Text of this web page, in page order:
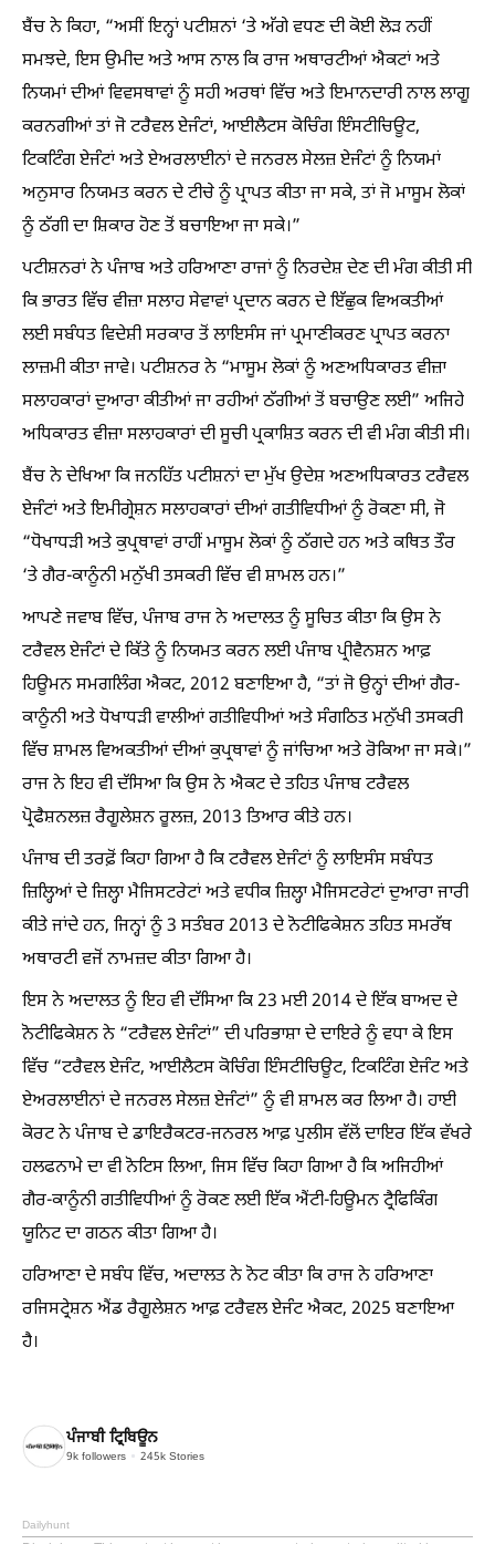
ਬੈਂਚ ਨੇ ਕਿਹਾ, “ਅਸੀਂ ਇਨ੍ਹਾਂ ਪਟੀਸ਼ਨਾਂ ‘ਤੇ ਅੱਗੇ ਵਧਣ ਦੀ ਕੋਈ ਲੋੜ ਨਹੀਂ
ਸਮਝਦੇ, ਇਸ ਉਮੀਦ ਅਤੇ ਆਸ ਨਾਲ ਕਿ ਰਾਜ ਅਥਾਰਟੀਆਂ ਐਕਟਾਂ ਅਤੇ
ਨਿਯਮਾਂ ਦੀਆਂ ਵਿਵਸਥਾਵਾਂ ਨੂੰ ਸਹੀ ਅਰਥਾਂ ਵਿੱਚ ਅਤੇ ਇਮਾਨਦਾਰੀ ਨਾਲ ਲਾਗੂ
ਕਰਨਗੀਆਂ ਤਾਂ ਜੋ ਟਰੈਵਲ ਏਜੰਟਾਂ, ਆਈਲੈਟਸ ਕੋਚਿੰਗ ਇੰਸਟੀਚਿਊਟ,
ਟਿਕਟਿੰਗ ਏਜੰਟਾਂ ਅਤੇ ਏਅਰਲਾਈਨਾਂ ਦੇ ਜਨਰਲ ਸੇਲਜ਼ ਏਜੰਟਾਂ ਨੂੰ ਨਿਯਮਾਂ
ਅਨੁਸਾਰ ਨਿਯਮਤ ਕਰਨ ਦੇ ਟੀਚੇ ਨੂੰ ਪ੍ਰਾਪਤ ਕੀਤਾ ਜਾ ਸਕੇ, ਤਾਂ ਜੋ ਮਾਸੂਮ ਲੋਕਾਂ
ਨੂੰ ਠੱਗੀ ਦਾ ਸ਼ਿਕਾਰ ਹੋਣ ਤੋਂ ਬਚਾਇਆ ਜਾ ਸਕੇ।”
ਪਟੀਸ਼ਨਰਾਂ ਨੇ ਪੰਜਾਬ ਅਤੇ ਹਰਿਆਣਾ ਰਾਜਾਂ ਨੂੰ ਨਿਰਦੇਸ਼ ਦੇਣ ਦੀ ਮੰਗ ਕੀਤੀ ਸੀ
ਕਿ ਭਾਰਤ ਵਿੱਚ ਵੀਜ਼ਾ ਸਲਾਹ ਸੇਵਾਵਾਂ ਪ੍ਰਦਾਨ ਕਰਨ ਦੇ ਇੱਛੁਕ ਵਿਅਕਤੀਆਂ
ਲਈ ਸਬੰਧਤ ਵਿਦੇਸ਼ੀ ਸਰਕਾਰ ਤੋਂ ਲਾਇਸੰਸ ਜਾਂ ਪ੍ਰਮਾਣੀਕਰਣ ਪ੍ਰਾਪਤ ਕਰਨਾ
ਲਾਜ਼ਮੀ ਕੀਤਾ ਜਾਵੇ। ਪਟੀਸ਼ਨਰ ਨੇ “ਮਾਸੂਮ ਲੋਕਾਂ ਨੂੰ ਅਣਅਧਿਕਾਰਤ ਵੀਜ਼ਾ
ਸਲਾਹਕਾਰਾਂ ਦੁਆਰਾ ਕੀਤੀਆਂ ਜਾ ਰਹੀਆਂ ਠੱਗੀਆਂ ਤੋਂ ਬਚਾਉਣ ਲਈ” ਅਜਿਹੇ
ਅਧਿਕਾਰਤ ਵੀਜ਼ਾ ਸਲਾਹਕਾਰਾਂ ਦੀ ਸੂਚੀ ਪ੍ਰਕਾਸ਼ਿਤ ਕਰਨ ਦੀ ਵੀ ਮੰਗ ਕੀਤੀ ਸੀ।
ਬੈਂਚ ਨੇ ਦੇਖਿਆ ਕਿ ਜਨਹਿੱਤ ਪਟੀਸ਼ਨਾਂ ਦਾ ਮੁੱਖ ਉਦੇਸ਼ ਅਣਅਧਿਕਾਰਤ ਟਰੈਵਲ
ਏਜੰਟਾਂ ਅਤੇ ਇਮੀਗ੍ਰੇਸ਼ਨ ਸਲਾਹਕਾਰਾਂ ਦੀਆਂ ਗਤੀਵਿਧੀਆਂ ਨੂੰ ਰੋਕਣਾ ਸੀ, ਜੋ
“ਧੋਖਾਧੜੀ ਅਤੇ ਕੁਪ੍ਰਥਾਵਾਂ ਰਾਹੀਂ ਮਾਸੂਮ ਲੋਕਾਂ ਨੂੰ ਠੱਗਦੇ ਹਨ ਅਤੇ ਕਥਿਤ ਤੌਰ
‘ਤੇ ਗੈਰ-ਕਾਨੂੰਨੀ ਮਨੁੱਖੀ ਤਸਕਰੀ ਵਿੱਚ ਵੀ ਸ਼ਾਮਲ ਹਨ।”
ਆਪਣੇ ਜਵਾਬ ਵਿੱਚ, ਪੰਜਾਬ ਰਾਜ ਨੇ ਅਦਾਲਤ ਨੂੰ ਸੂਚਿਤ ਕੀਤਾ ਕਿ ਉਸ ਨੇ
ਟਰੈਵਲ ਏਜੰਟਾਂ ਦੇ ਕਿੱਤੇ ਨੂੰ ਨਿਯਮਤ ਕਰਨ ਲਈ ਪੰਜਾਬ ਪ੍ਰੀਵੈਨਸ਼ਨ ਆਫ਼
ਹਿਊਮਨ ਸਮਗਲਿੰਗ ਐਕਟ, 2012 ਬਣਾਇਆ ਹੈ, “ਤਾਂ ਜੋ ਉਨ੍ਹਾਂ ਦੀਆਂ ਗੈਰ-
ਕਾਨੂੰਨੀ ਅਤੇ ਧੋਖਾਧੜੀ ਵਾਲੀਆਂ ਗਤੀਵਿਧੀਆਂ ਅਤੇ ਸੰਗਠਿਤ ਮਨੁੱਖੀ ਤਸਕਰੀ
ਵਿੱਚ ਸ਼ਾਮਲ ਵਿਅਕਤੀਆਂ ਦੀਆਂ ਕੁਪ੍ਰਥਾਵਾਂ ਨੂੰ ਜਾਂਚਿਆ ਅਤੇ ਰੋਕਿਆ ਜਾ ਸਕੇ।”
ਰਾਜ ਨੇ ਇਹ ਵੀ ਦੱਸਿਆ ਕਿ ਉਸ ਨੇ ਐਕਟ ਦੇ ਤਹਿਤ ਪੰਜਾਬ ਟਰੈਵਲ
ਪ੍ਰੋਫੈਸ਼ਨਲਜ਼ ਰੈਗੂਲੇਸ਼ਨ ਰੂਲਜ਼, 2013 ਤਿਆਰ ਕੀਤੇ ਹਨ।
ਪੰਜਾਬ ਦੀ ਤਰਫ਼ੋਂ ਕਿਹਾ ਗਿਆ ਹੈ ਕਿ ਟਰੈਵਲ ਏਜੰਟਾਂ ਨੂੰ ਲਾਇਸੰਸ ਸਬੰਧਤ
ਜ਼ਿਲ੍ਹਿਆਂ ਦੇ ਜ਼ਿਲ੍ਹਾ ਮੈਜਿਸਟਰੇਟਾਂ ਅਤੇ ਵਧੀਕ ਜ਼ਿਲ੍ਹਾ ਮੈਜਿਸਟਰੇਟਾਂ ਦੁਆਰਾ ਜਾਰੀ
ਕੀਤੇ ਜਾਂਦੇ ਹਨ, ਜਿਨ੍ਹਾਂ ਨੂੰ 3 ਸਤੰਬਰ 2013 ਦੇ ਨੋਟੀਫਿਕੇਸ਼ਨ ਤਹਿਤ ਸਮਰੱਥ
ਅਥਾਰਟੀ ਵਜੋਂ ਨਾਮਜ਼ਦ ਕੀਤਾ ਗਿਆ ਹੈ।
ਇਸ ਨੇ ਅਦਾਲਤ ਨੂੰ ਇਹ ਵੀ ਦੱਸਿਆ ਕਿ 23 ਮਈ 2014 ਦੇ ਇੱਕ ਬਾਅਦ ਦੇ
ਨੋਟੀਫਿਕੇਸ਼ਨ ਨੇ “ਟਰੈਵਲ ਏਜੰਟਾਂ” ਦੀ ਪਰਿਭਾਸ਼ਾ ਦੇ ਦਾਇਰੇ ਨੂੰ ਵਧਾ ਕੇ ਇਸ
ਵਿੱਚ “ਟਰੈਵਲ ਏਜੰਟ, ਆਈਲੈਟਸ ਕੋਚਿੰਗ ਇੰਸਟੀਚਿਊਟ, ਟਿਕਟਿੰਗ ਏਜੰਟ ਅਤੇ
ਏਅਰਲਾਈਨਾਂ ਦੇ ਜਨਰਲ ਸੇਲਜ਼ ਏਜੰਟਾਂ” ਨੂੰ ਵੀ ਸ਼ਾਮਲ ਕਰ ਲਿਆ ਹੈ। ਹਾਈ
ਕੋਰਟ ਨੇ ਪੰਜਾਬ ਦੇ ਡਾਇਰੈਕਟਰ-ਜਨਰਲ ਆਫ਼ ਪੁਲੀਸ ਵੱਲੋਂ ਦਾਇਰ ਇੱਕ ਵੱਖਰੇ
ਹਲਫਨਾਮੇ ਦਾ ਵੀ ਨੋਟਿਸ ਲਿਆ, ਜਿਸ ਵਿੱਚ ਕਿਹਾ ਗਿਆ ਹੈ ਕਿ ਅਜਿਹੀਆਂ
ਗੈਰ-ਕਾਨੂੰਨੀ ਗਤੀਵਿਧੀਆਂ ਨੂੰ ਰੋਕਣ ਲਈ ਇੱਕ ਐਂਟੀ-ਹਿਊਮਨ ਟ੍ਰੈਫਿਕਿੰਗ
ਯੂਨਿਟ ਦਾ ਗਠਨ ਕੀਤਾ ਗਿਆ ਹੈ।
ਹਰਿਆਣਾ ਦੇ ਸਬੰਧ ਵਿੱਚ, ਅਦਾਲਤ ਨੇ ਨੋਟ ਕੀਤਾ ਕਿ ਰਾਜ ਨੇ ਹਰਿਆਣਾ
ਰਜਿਸਟ੍ਰੇਸ਼ਨ ਐਂਡ ਰੈਗੂਲੇਸ਼ਨ ਆਫ਼ ਟਰੈਵਲ ਏਜੰਟ ਐਕਟ, 2025 ਬਣਾਇਆ
ਹੈ।
ਪੰਜਾਬੀ ਟ੍ਰਿਬਿਊਨ
9k followers 245k Stories
Dailyhunt